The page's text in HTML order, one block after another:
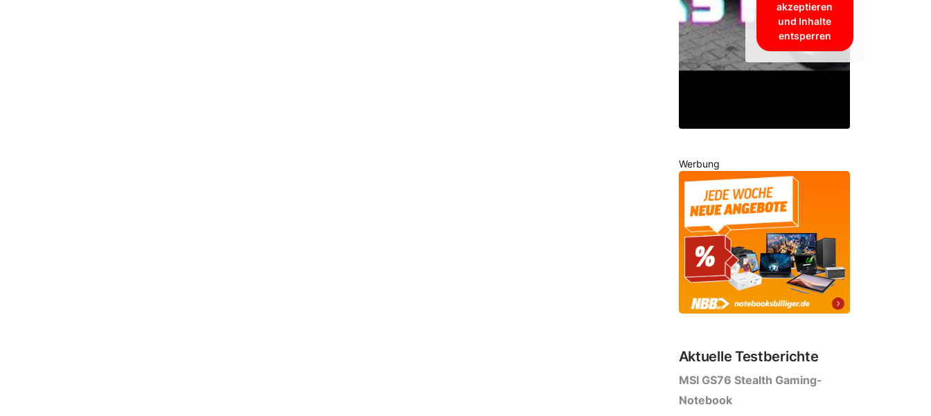
akzeptieren
und Inhalte
entsperren
Werbung
Aktuelle Testberichte
MSI GS76 Stealth Gaming-
Notebook